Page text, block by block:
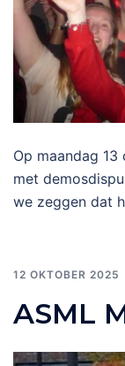
Op maandag
met
we zeggen dat
12 OKTOBER 2025
ASML